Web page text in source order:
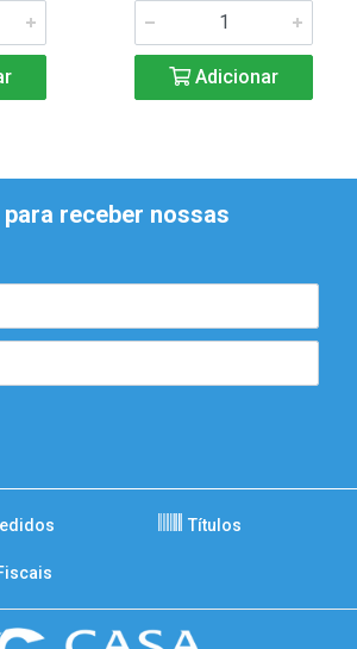
Adicionar
receber nossas
Títulos